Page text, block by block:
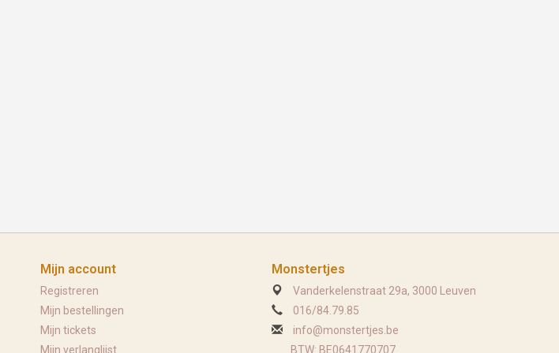
Mijn account
Registreren
Mijn bestellingen
Mijn tickets
Mijn verlanglijst
Monstertjes
Vanderkelenstraat 29a, 3000 Leuven
016/84.79.85
info@monstertjes.be
BTW: BE0641770707